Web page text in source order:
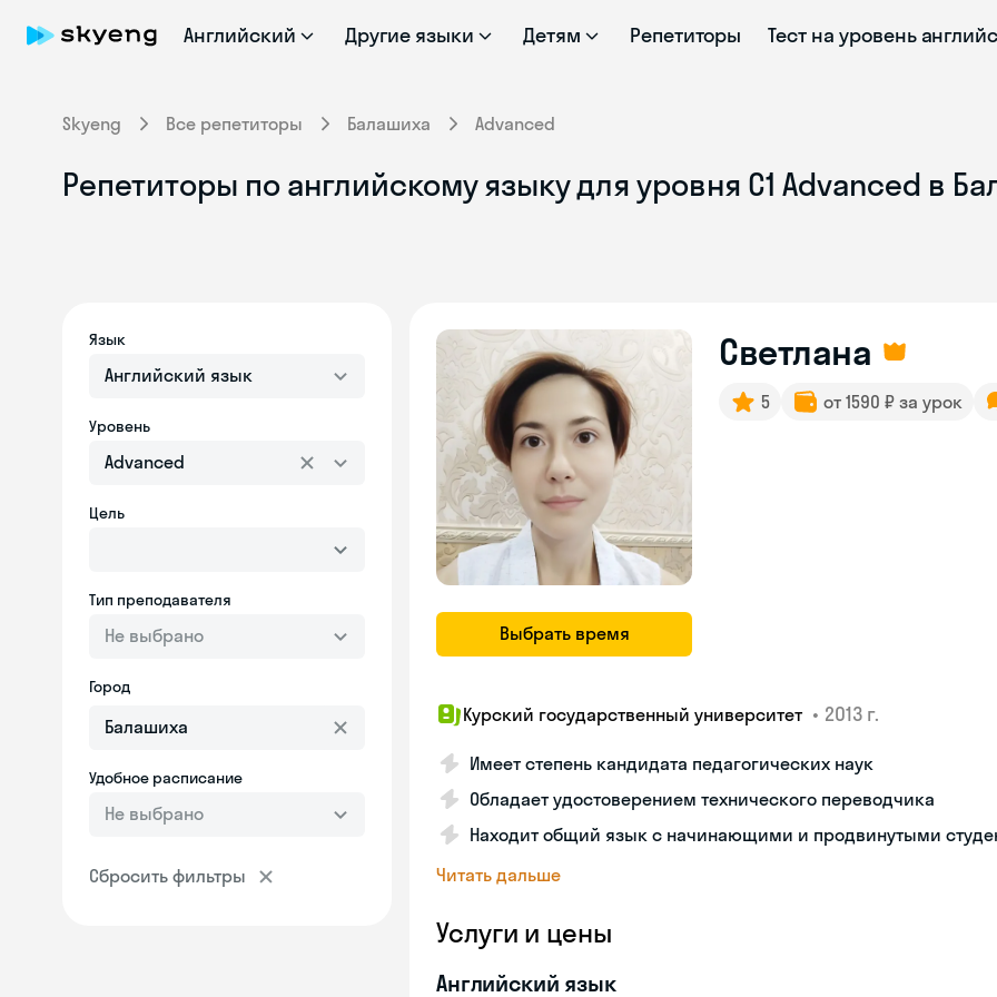
Английский Другие языки Детям Репетиторы Тест на уровень
Skyeng Все репетиторы Балашиха Advanced
Репетиторы по английскому языку для уровня C1 Advanced в
Язык
Английский язык
Уровень
Advanced
Цель
Тип преподавателя
Не выбрано
Город
Удобное расписание
Не выбрано
Сбросить фильтры
Выбрать время
Светлана
5 от 1590 ₽ за урок
Курский государственный университет • 2013 г.
Имеет степень кандидата педагогических наук
Обладает удостоверением технического переводчика
Находит общий язык с начинающими и продвинутыми
Читать дальше
Услуги и цены
Английский язык